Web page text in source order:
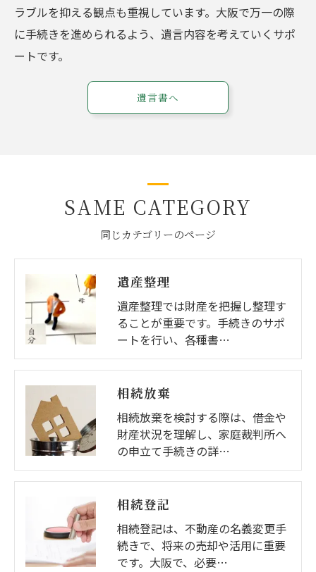
ラブルを抑える観点も重視しています。大阪で万一の際
に手続きを進められるよう、遺言内容を考えていくサポ
ートです。
遺言書へ
同じカテゴリーのページ
SAME CATEGORY
遺産整理
遺産整理では財産を把握し整理す
ることが重要です。手続きのサポ
ートを行い、各種書…
相続放棄
相続放棄を検討する際は、借金や
財産状況を理解し、家庭裁判所へ
の申立て手続きの詳…
相続登記
相続登記は、不動産の名義変更手
続きで、将来の売却や活用に重要
です。大阪で、必要…